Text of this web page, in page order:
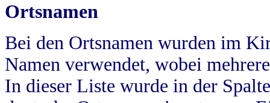
Ortsnamen
Bei den Ortsnamen wurden im
Namen verwendet, wobei
In dieser Liste wurde in der